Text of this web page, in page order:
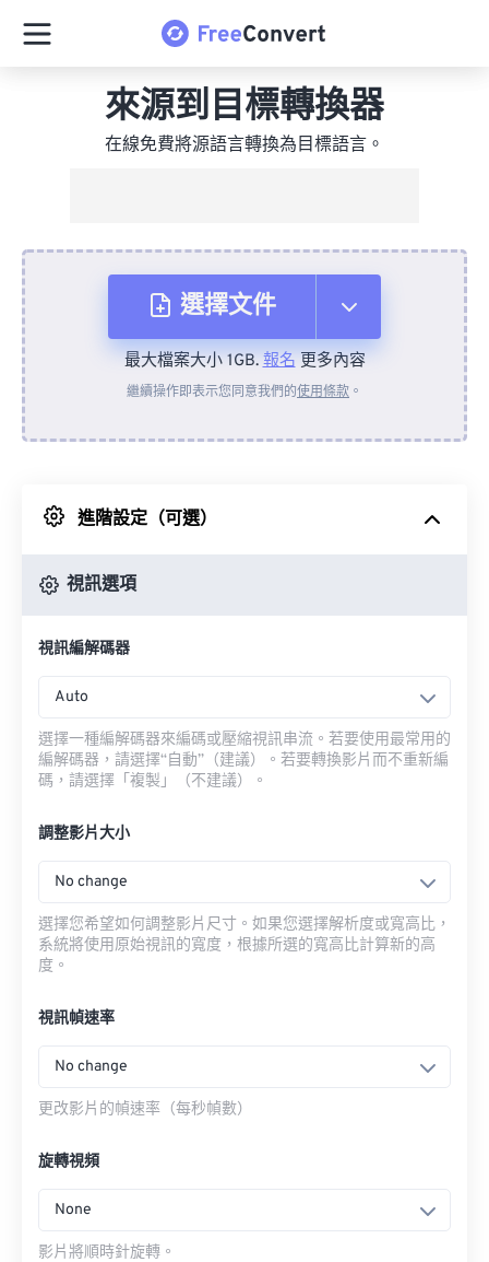
來源到目標轉換器
在線免費將源語言轉換為目標語言。
選擇文件
來自裝置
來自 Google 雲端硬碟
最大檔案大小 1GB.報名更多內容
繼續操作即表示您同意我們的使用條款 。
進階設定（可選）
視訊選項
視訊編解碼器
Auto
選擇一種編解碼器來編碼或壓縮視訊串流。若要使用最常用的
編解碼器，請選擇“自動”（建議）。若要轉換影片而不重新編
碼，請選擇「複製」（不建議）。
調整影片大小
No change
選擇您希望如何調整影片尺寸。如果您選擇解析度或寬高比，
系統將使用原始視訊的寬度，根據所選的寬高比計算新的高
度。
視訊幀速率
No change
更改影片的幀速率（每秒幀數）
旋轉視頻
None
影片將順時針旋轉。